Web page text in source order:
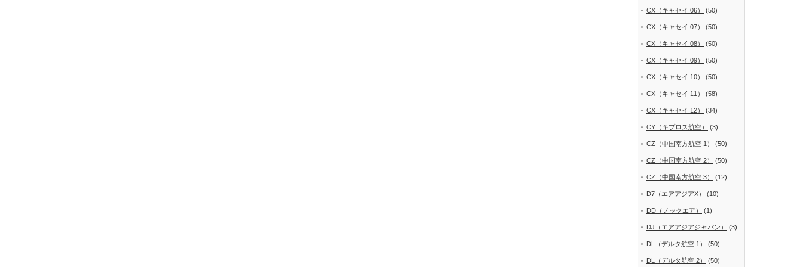
CX（キャセイ 06） (50)
CX（キャセイ 07） (50)
CX（キャセイ 08） (50)
CX（キャセイ 09） (50)
CX（キャセイ 10） (50)
CX（キャセイ 11） (58)
CX（キャセイ 12） (34)
CY（キプロス航空） (3)
CZ（中国南方航空 1） (50)
CZ（中国南方航空 2） (50)
CZ（中国南方航空 3） (12)
D7（エアアジアX） (10)
DD（ノックエア） (1)
DJ（エアアジアジャパン） (3)
DL（デルタ航空 1） (50)
DL（デルタ航空 2） (50)